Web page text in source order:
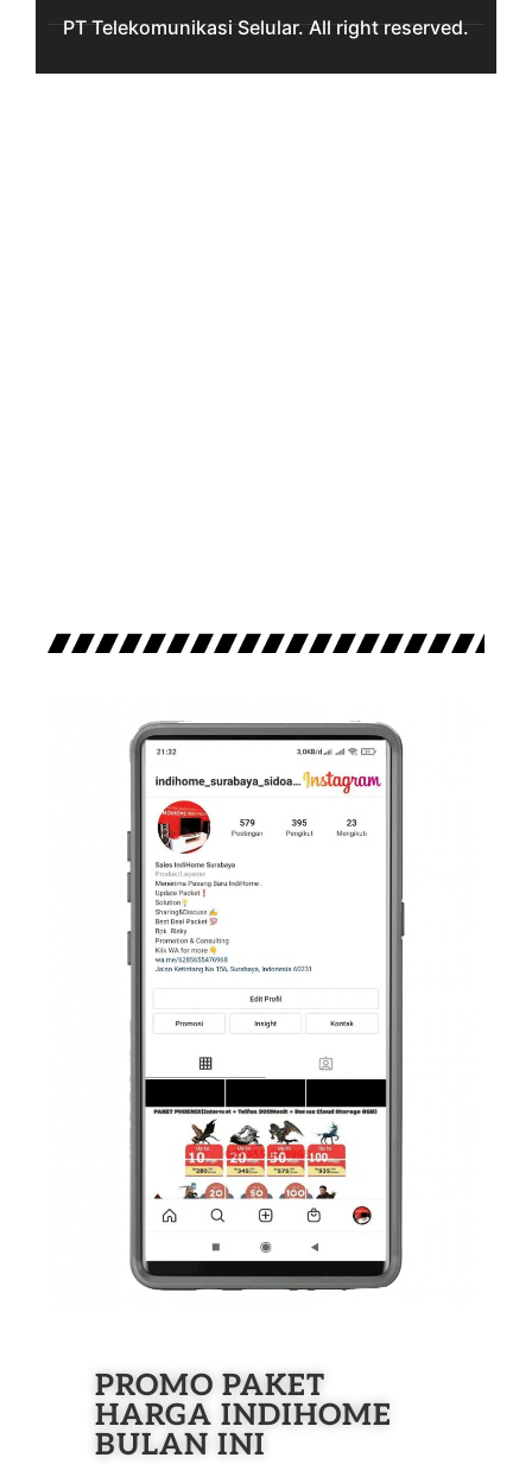
PT Telekomunikasi Selular. All right reserved.
PROMO PAKET
HARGA INDIHOME
BULAN INI